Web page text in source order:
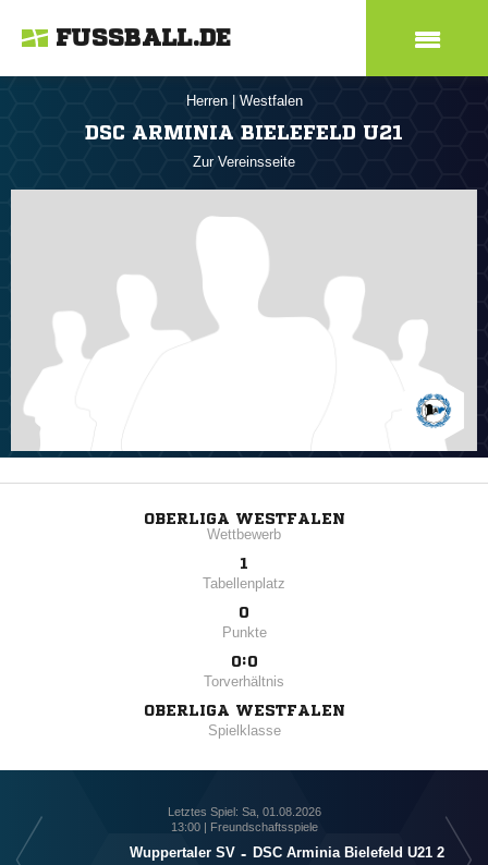
FUSSBALL.DE
Herren Westfalen
DSC ARMINIA BIELEFELD U21
Zur Vereinsseite
OBERLIGA WESTFALEN
Wettbewerb
1
Tabellenplatz
0
Punkte
0:0
Torverhältnis
OBERLIGA WESTFALEN
Spielklasse
Letztes Spiel: Sa, 01.08.2026
13:00 | Freundschaftsspiele
Wuppertaler SV - DSC Arminia Bielefeld U21 2